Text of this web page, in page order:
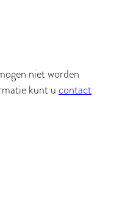
niet worden
kunt u contact